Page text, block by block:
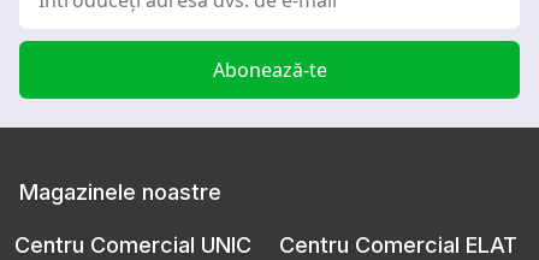
Abonează-te
Magazinele noastre
Centru Comercial UNIC Centru Comercial ELAT